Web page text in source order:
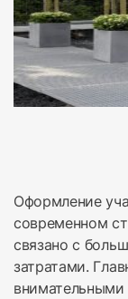
Оформление
современном
связано с
затратами.